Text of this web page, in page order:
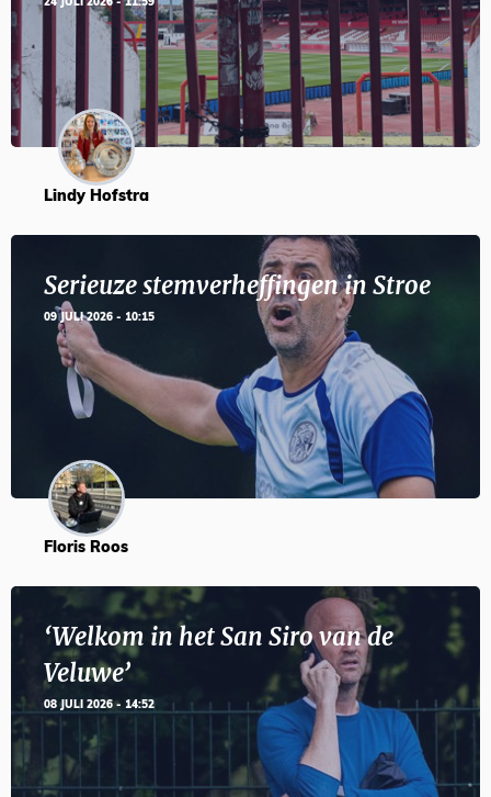
24 JULI 2026 - 11:59
Lindy Hofstra
Serieuze stemverheffingen in Stroe
09 JULI 2026 - 10:15
Floris Roos
‘Welkom in het San Siro van de
Veluwe’
08 JULI 2026 - 14:52